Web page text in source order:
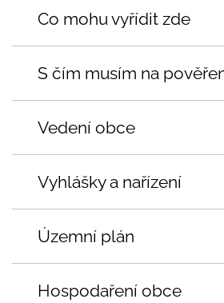
Co mohu vyřídit zde
S čím musím na
Vedení obce
Vyhlášky a nařízení
Územní plán
Hospodaření obce